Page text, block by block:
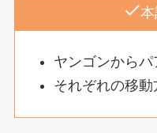
ヤンゴンから
それぞれの移